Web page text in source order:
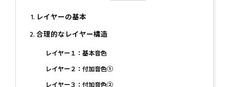
レイヤーの基本
合理的なレイヤー構造
レイヤー１：基本音色
レイヤー２：付加音色①